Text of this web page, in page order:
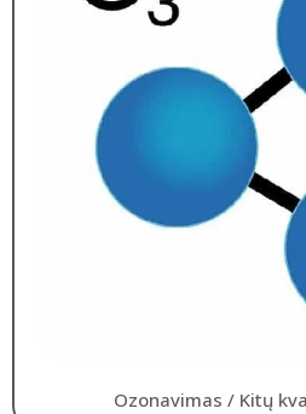
Ozonavimas / Kitų